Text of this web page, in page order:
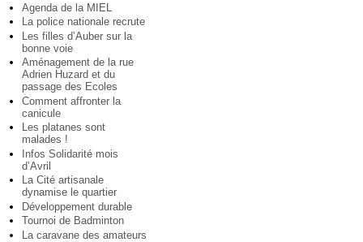
Agenda de la MIEL
La police nationale recrute
Les filles d’Auber sur la
bonne voie
Aménagement de la rue
Adrien Huzard et du
passage des Ecoles
Comment affronter la
canicule
Les platanes sont
malades !
Infos Solidarité mois
d’Avril
La Cité artisanale
dynamise le quartier
Développement durable
Tournoi de Badminton
La caravane des amateurs